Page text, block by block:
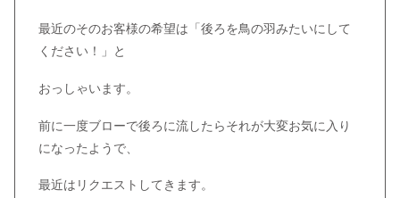
最近のそのお客様の希望は「後ろを鳥の羽みたいにして
ください！」と
おっしゃいます。
前に一度ブローで後ろに流したらそれが大変お気に入り
になったようで、
最近はリクエストしてきます。